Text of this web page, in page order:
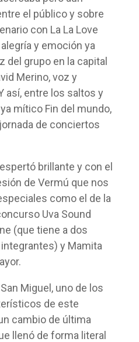
el público y sobre
con La La Love
y emoción ya
del grupo en la capital
Merino, voz y
así, entre los saltos y
mítico Fin del mundo,
de conciertos
brillante y con el
de Vermú que nos
como el de la
Uva Sound
(que tiene a dos
y Mamita
Miguel, uno de los
de este
cambio de última
llenó de forma literal